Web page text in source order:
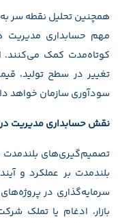
همچنین تحلیل نقطه سر
مهم حسابداری مدیریت
کوتاه‌مدت کمک می‌کنند.
تغییر در سطح تولید،
سودآوری سازمان خواهد
نقش حسابداری مدیریت
تصمیم‌گیری‌های بلندمدت
بلندمدت بر عملکرد و
سرمایه‌گذاری در
بازار، ادغام یا تملک